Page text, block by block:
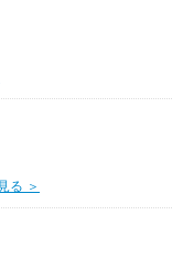
る ＞